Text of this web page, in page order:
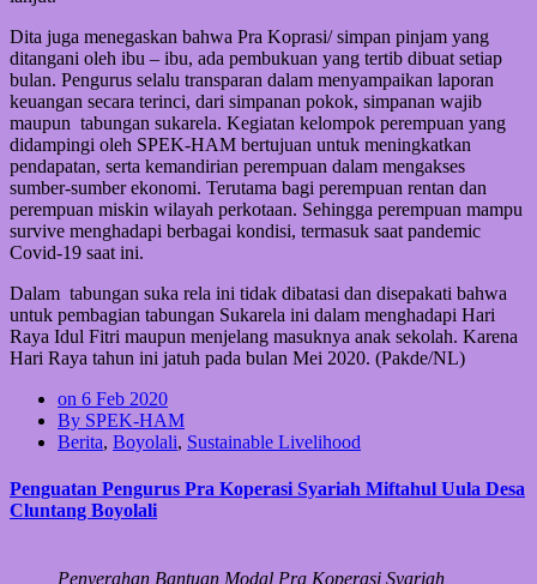
Dita juga menegaskan bahwa Pra Koprasi/ simpan pinjam yang
ditangani oleh ibu – ibu, ada pembukuan yang tertib dibuat setiap
bulan. Pengurus selalu transparan dalam menyampaikan laporan
keuangan secara terinci, dari simpanan pokok, simpanan wajib
maupun tabungan sukarela. Kegiatan kelompok perempuan yang
didampingi oleh SPEK-HAM bertujuan untuk meningkatkan
pendapatan, serta kemandirian perempuan dalam mengakses
sumber-sumber ekonomi. Terutama bagi perempuan rentan dan
perempuan miskin wilayah perkotaan. Sehingga perempuan mampu
survive menghadapi berbagai kondisi, termasuk saat pandemic
Covid-19 saat ini.
Dalam tabungan suka rela ini tidak dibatasi dan disepakati bahwa
untuk pembagian tabungan Sukarela ini dalam menghadapi Hari
Raya Idul Fitri maupun menjelang masuknya anak sekolah. Karena
Hari Raya tahun ini jatuh pada bulan Mei 2020. (Pakde/NL)
on 6 Feb 2020
By SPEK-HAM
Berita, Boyolali, Sustainable Livelihood
Penguatan Pengurus Pra Koperasi Syariah Miftahul Uula Desa
Cluntang Boyolali
Penyerahan Bantuan Modal Pra Koperasi Syariah